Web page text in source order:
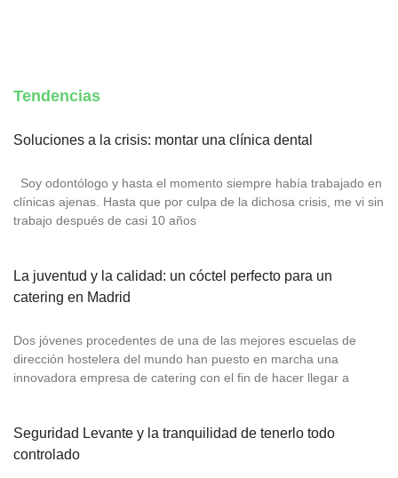
Tendencias
Soluciones a la crisis: montar una clínica dental
Soy odontólogo y hasta el momento siempre había trabajado en
clínicas ajenas. Hasta que por culpa de la dichosa crisis, me vi sin
trabajo después de casi 10 años
La juventud y la calidad: un cóctel perfecto para un
catering en Madrid
Dos jóvenes procedentes de una de las mejores escuelas de
dirección hostelera del mundo han puesto en marcha una
innovadora empresa de catering con el fin de hacer llegar a
Seguridad Levante y la tranquilidad de tenerlo todo
controlado